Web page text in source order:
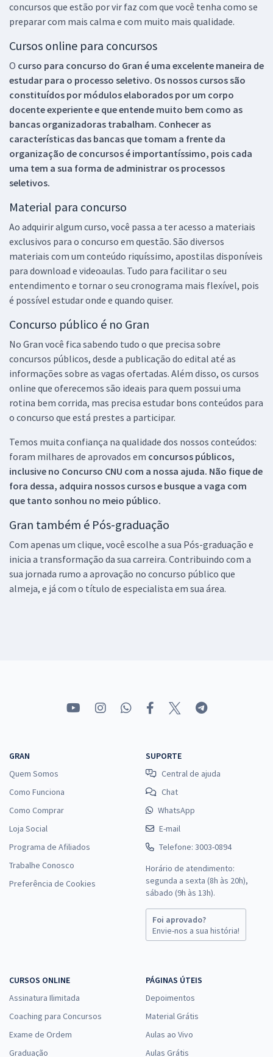
concursos que estão por vir faz com que você tenha como se
preparar com mais calma e com muito mais qualidade.
Cursos online para concursos
O curso para concurso do Gran é uma excelente maneira de
estudar para o processo seletivo. Os nossos cursos são
constituídos por módulos elaborados por um corpo
docente experiente e que entende muito bem como as
bancas organizadoras trabalham. Conhecer as
características das bancas que tomam a frente da
organização de concursos é importantíssimo, pois cada
uma tem a sua forma de administrar os processos
seletivos.
Material para concurso
Ao adquirir algum curso, você passa a ter acesso a materiais
exclusivos para o concurso em questão. São diversos
materiais com um conteúdo riquíssimo, apostilas disponíveis
para download e videoaulas. Tudo para facilitar o seu
entendimento e tornar o seu cronograma mais flexível, pois
é possível estudar onde e quando quiser.
Concurso público é no Gran
No Gran você fica sabendo tudo o que precisa sobre
concursos públicos, desde a publicação do edital até as
informações sobre as vagas ofertadas. Além disso, os cursos
online que oferecemos são ideais para quem possui uma
rotina bem corrida, mas precisa estudar bons conteúdos para
o concurso que está prestes a participar.
Temos muita confiança na qualidade dos nossos conteúdos:
foram milhares de aprovados em concursos públicos,
inclusive no Concurso CNU com a nossa ajuda. Não fique de
fora dessa, adquira nossos cursos e busque a vaga com
que tanto sonhou no meio público.
Gran também é Pós-graduação
Com apenas um clique, você escolhe a sua Pós-graduação e
inicia a transformação da sua carreira. Contribuindo com a
sua jornada rumo a aprovação no concurso público que
almeja, e já com o título de especialista em sua área.
GRAN
Quem Somos
Como Funciona
Como Comprar
Loja Social
Programa de Afiliados
Trabalhe Conosco
Preferência de Cookies
SUPORTE
Central de ajuda
Chat
WhatsApp
E-mail
Telefone: 3003-0894
Horário de atendimento:
segunda a sexta (8h às 20h),
sábado (9h às 13h).
Foi aprovado?
Envie-nos a sua história!
CURSOS ONLINE
Assinatura Ilimitada
Coaching para Concursos
Exame de Ordem
Graduação
PÁGINAS ÚTEIS
Depoimentos
Material Grátis
Aulas ao Vivo
Aulas Grátis